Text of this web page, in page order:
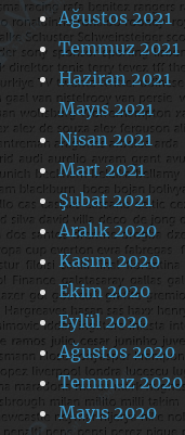
Ağustos 2021
Temmuz 2021
Haziran 2021
Mayıs 2021
Nisan 2021
Mart 2021
Şubat 2021
Aralık 2020
Kasım 2020
Ekim 2020
Eylül 2020
Ağustos 2020
Temmuz 2020
Mayıs 2020